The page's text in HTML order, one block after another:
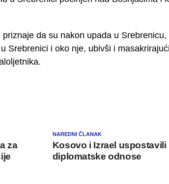
da su nakon upada u
Srebrenici i oko nje, ubivši i
NAREDNI ČLANAK
Kosovo i Izrael uspostavili
diplomatske odnose
za